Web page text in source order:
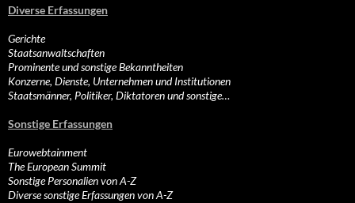
Diverse Erfassungen
Gerichte
Staatsanwaltschaften
Prominente und sonstige Bekanntheiten
Konzerne, Dienste, Unternehmen und Institutionen
Staatsmänner, Politiker, Diktatoren und sonstige…
Sonstige Erfassungen
Eurowebtainment
The European Summit
Sonstige Personalien von A-Z
Diverse sonstige Erfassungen von A-Z